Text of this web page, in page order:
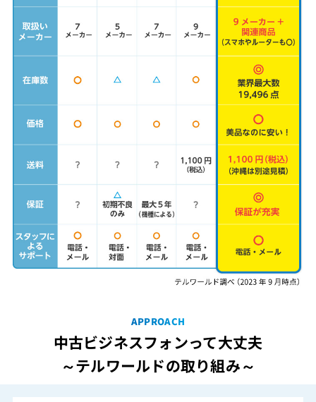
APPROACH
中古ビジネスフォンって大丈夫
～テルワールドの取り組み～